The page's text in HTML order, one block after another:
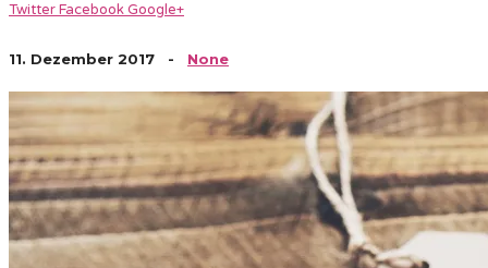
TwitterFacebookGoogle+
11. Dezember 2017 - None